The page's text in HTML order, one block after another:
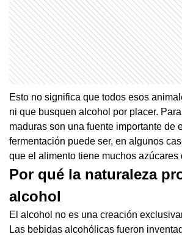
Esto no significa que todos esos
ni que busquen alcohol por placer.
maduras son una fuente importante de
fermentación puede ser, en algunos
que el alimento tiene muchos azúcares
Por qué la naturaleza
alcohol
El alcohol no es una creación
Las bebidas alcohólicas fueron